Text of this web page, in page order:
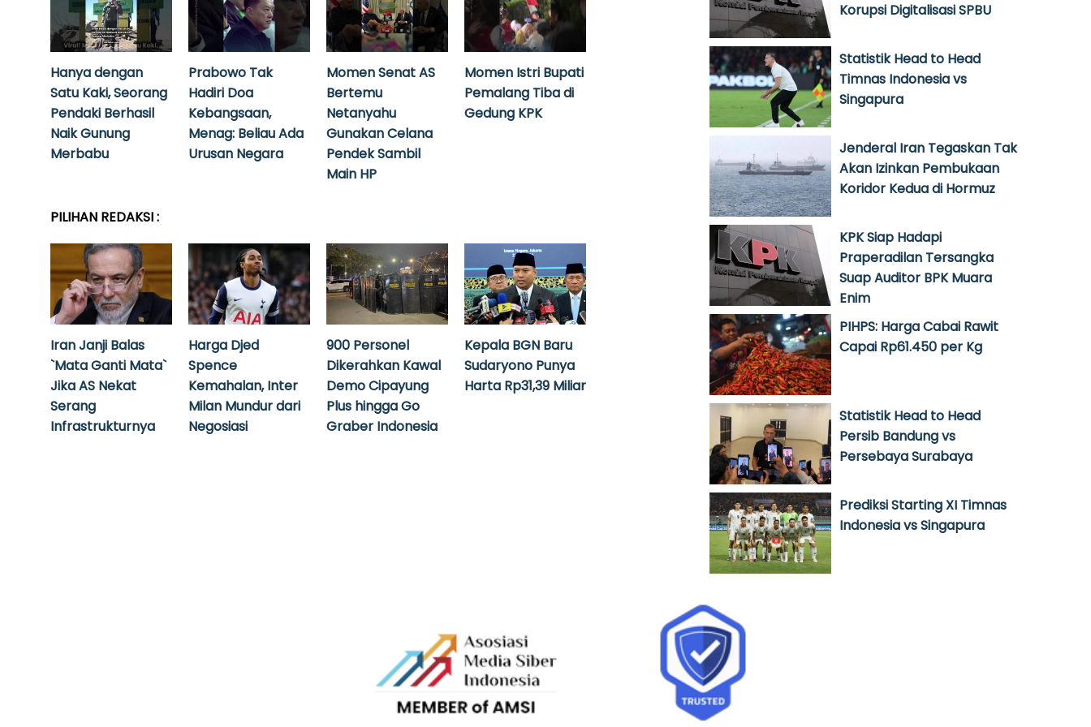
Hanya dengan
Satu Kaki, Seorang
Pendaki Berhasil
Naik Gunung
Merbabu
Prabowo Tak
Hadiri Doa
Kebangsaan,
Menag: Beliau Ada
Urusan Negara
Momen Senat AS
Bertemu
Netanyahu
Gunakan Celana
Pendek Sambil
Main HP
Momen Istri Bupati
Pemalang Tiba di
Gedung KPK
PILIHAN REDAKSI :
Iran Janji Balas
`Mata Ganti Mata`
Jika AS Nekat
Serang
Infrastrukturnya
Harga Djed
Spence
Kemahalan, Inter
Milan Mundur dari
Negosiasi
900 Personel
Dikerahkan Kawal
Demo Cipayung
Plus hingga Go
Graber Indonesia
Kepala BGN Baru
Sudaryono Punya
Harta Rp31,39 Miliar
Korupsi Digitalisasi SPBU
Statistik Head to Head
Timnas Indonesia vs
Singapura
Jenderal Iran Tegaskan Tak
Akan Izinkan Pembukaan
Koridor Kedua di Hormuz
KPK Siap Hadapi
Praperadilan Tersangka
Suap Auditor BPK Muara
Enim
PIHPS: Harga Cabai Rawit
Capai Rp61.450 per Kg
Statistik Head to Head
Persib Bandung vs
Persebaya Surabaya
Prediksi Starting XI Timnas
Indonesia vs Singapura